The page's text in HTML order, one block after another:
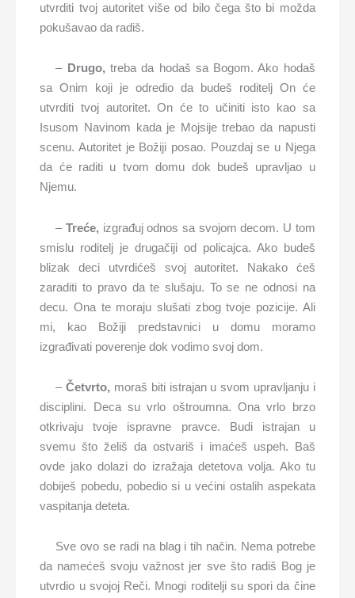
utvrditi tvoj autoritet više od bilo čega što bi možda
pokušavao da radiš.
– Drugo, treba da hodaš sa Bogom. Ako hodaš
sa Onim koji je odredio da budeš roditelj On će
utvrditi tvoj autoritet. On će to učiniti isto kao sa
Isusom Navinom kada je Mojsije trebao da napusti
scenu. Autoritet je Božiji posao. Pouzdaj se u Njega
da će raditi u tvom domu dok budeš upravljao u
Njemu.
–Treće, izgrađuj odnos sa svojom decom. U tom
smislu roditelj je drugačiji od policajca. Ako budeš
blizak deci utvrdićeš svoj autoritet. Nakako ćeš
zaraditi to pravo da te slušaju. To se ne odnosi na
decu. Ona te moraju slušati zbog tvoje pozicije. Ali
mi, kao Božiji predstavnici u domu moramo
izgrađivati poverenje dok vodimo svoj dom.
–Četvrto, moraš biti istrajan u svom upravljanju i
disciplini. Deca su vrlo oštroumna. Ona vrlo brzo
otkrivaju tvoje ispravne pravce. Budi istrajan u
svemu što želiš da ostvariš i imaćeš uspeh. Baš
ovde jako dolazi do izražaja detetova volja. Ako tu
dobiješ pobedu, pobedio si u većini ostalih aspekata
vaspitanja deteta.
Sve ovo se radi na blag i tih način. Nema potrebe
da namećeš svoju važnost jer sve što radiš Bog je
utvrdio u svojoj Reči. Mnogi roditelji su spori da čine